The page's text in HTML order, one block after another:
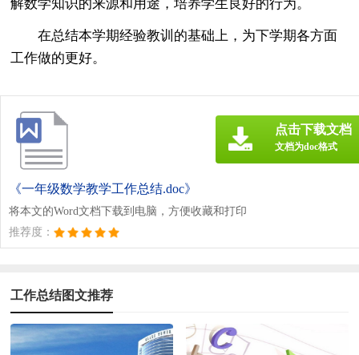
解数学知识的来源和用途，培养学生良好的行为。
在总结本学期经验教训的基础上，为下学期各方面
工作做的更好。
《一年级数学教学工作总结.doc》
将本文的Word文档下载到电脑，方便收藏和打印
推荐度：
点击下载文档
文档为doc格式
工作总结图文推荐